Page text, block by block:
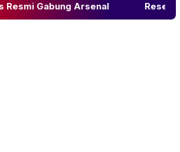
Gabung Arsenal Resep Sate